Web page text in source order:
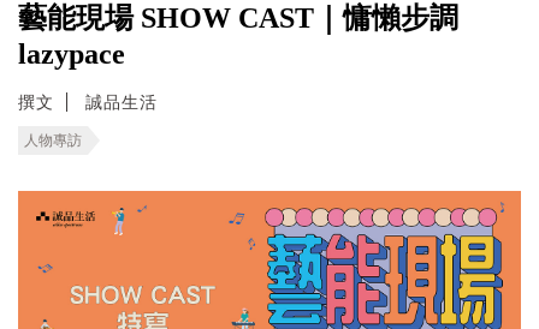
藝能現場 SHOW CAST｜慵懶步調
lazypace
撰文 誠品生活
人物專訪